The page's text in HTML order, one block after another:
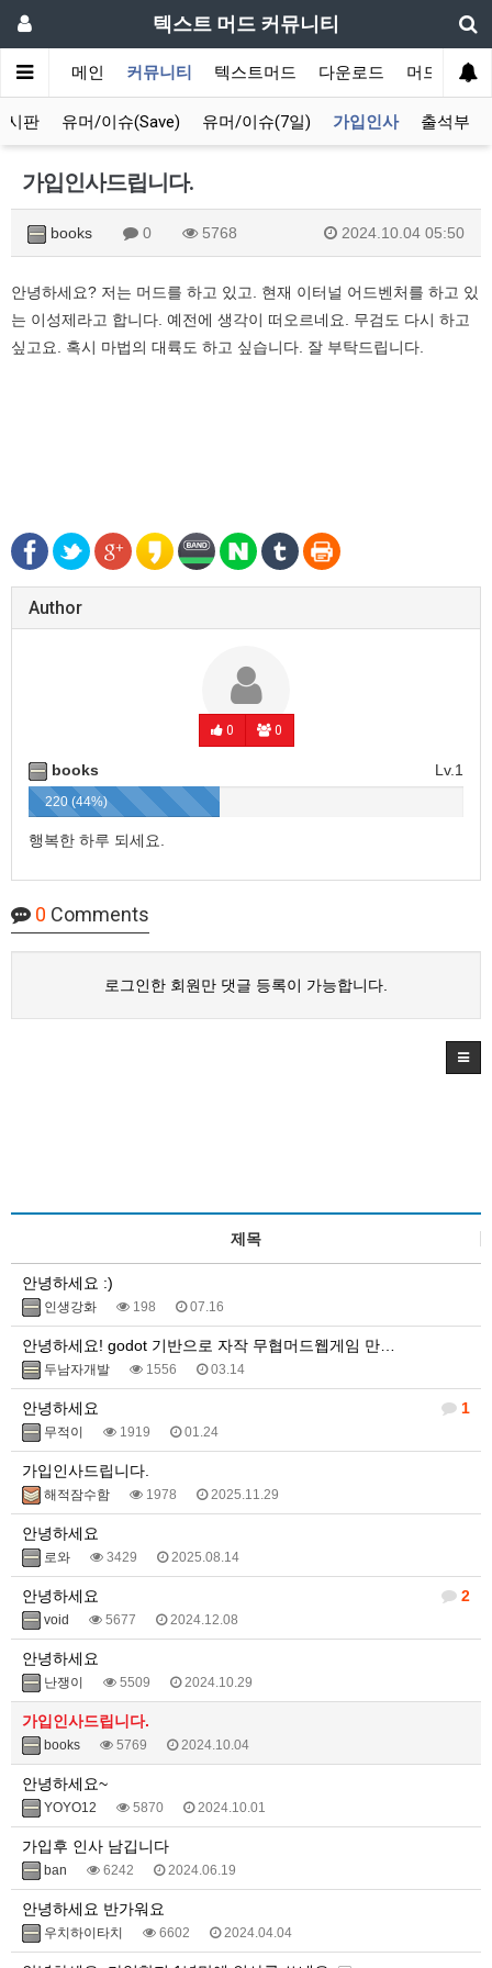
텍스트 머드 커뮤니티
메인 커뮤니티 텍스트머드 다운로드 머드 잡담
시판 유머/이슈(Save) 유머/이슈(7일) 가입인사 출석부
가입인사드립니다.
books 0 5768 2024.10.04 05:50
안녕하세요? 저는 머드를 하고 있고. 현재 이터널 어드벤처를 하고 있
는 이성제라고 합니다. 예전에 생각이 떠오르네요. 무검도 다시 하고
싶고요. 혹시 마법의 대륙도 하고 싶습니다. 잘 부탁드립니다.
Author
0 0
Lv.1
books
220 (44%)
행복한 하루 되세요.
0 Comments
로그인한 회원만 댓글 등록이 가능합니다.
제목
안녕하세요 :)
인생강화 198 07.16
안녕하세요! godot 기반으로 자작 무협머드웹게임 만…
두남자개발 1556 03.14
1
안녕하세요
무적이 1919 01.24
가입인사드립니다.
해적잠수함 1978 2025.11.29
안녕하세요
로와 3429 2025.08.14
2
안녕하세요
void 5677 2024.12.08
안녕하세요
난쟁이 5509 2024.10.29
가입인사드립니다.
books 5769 2024.10.04
안녕하세요~
YOYO12 5870 2024.10.01
가입후 인사 남깁니다
ban 6242 2024.06.19
안녕하세요 반가워요
우치하이타치 6602 2024.04.04